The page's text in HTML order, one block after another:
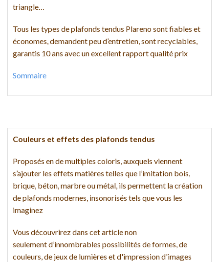
triangle…
Tous les types de plafonds tendus Plareno sont fiables et
économes, demandent peu d’entretien, sont recyclables,
garantis 10 ans avec un excellent rapport qualité prix
Sommaire
Couleurs et effets des plafonds tendus
Proposés en de multiples coloris, auxquels viennent
s’ajouter les effets matières telles que l’imitation bois,
brique, béton, marbre ou métal, ils permettent la création
de plafonds modernes, insonorisés tels que vous les
imaginez
Vous découvrirez dans cet article non
seulement d’innombrables possibilités de formes, de
couleurs, de jeux de lumières et d'impression d'images